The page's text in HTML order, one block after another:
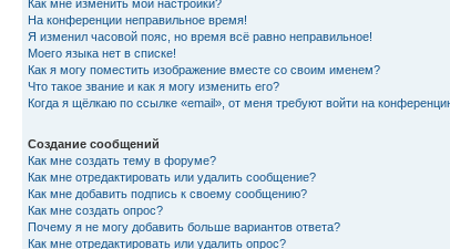
Как мне изменить мои настройки?
На конференции неправильное время!
Я изменил часовой пояс, но время всё равно неправильное!
Моего языка нет в списке!
Как я могу поместить изображение вместе со своим именем?
Что такое звание и как я могу изменить его?
Когда я щёлкаю по ссылке «email», от меня требуют войти на
Создание сообщений
Как мне создать тему в форуме?
Как мне отредактировать или удалить сообщение?
Как мне добавить подпись к своему сообщению?
Как мне создать опрос?
Почему я не могу добавить больше вариантов ответа?
Как мне отредактировать или удалить опрос?